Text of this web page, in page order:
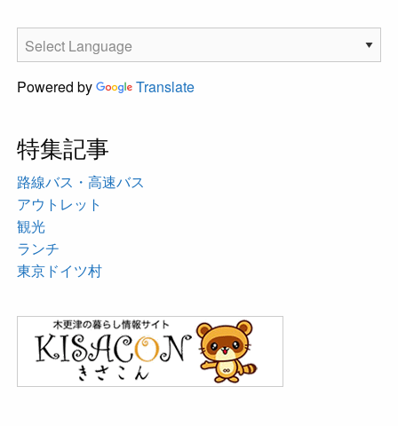
Powered by Translate
特集記事
路線バス・高速バス
アウトレット
観光
ランチ
東京ドイツ村